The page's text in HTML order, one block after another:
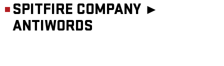
SPITFIRE COMPANY ►
ANTIWORDS